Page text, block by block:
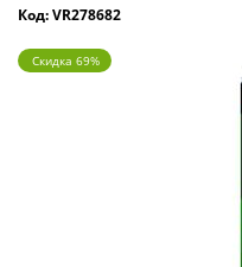
Код: VR278682
Скидка 69%